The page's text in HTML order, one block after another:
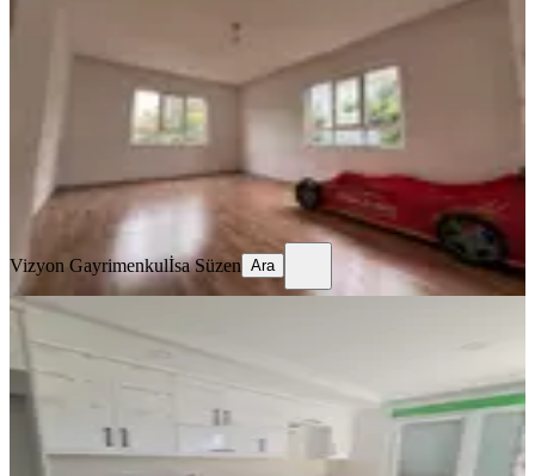
Manavgat, Sarılar Mahallesi
2+1·120 m² 2. Kat 07.07.2026
19.000 ₺
Vizyon Gayrimenkulİsa Süzen
Vizyon Gayrimenkulİsa Süzen Ara
BALKONLU
·Yüksek giriş